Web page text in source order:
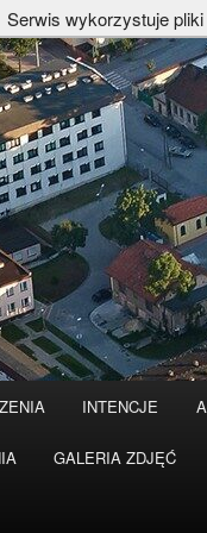
INTENCJE
GALERIA ZDJĘĆ
Serwis wykorzystuje